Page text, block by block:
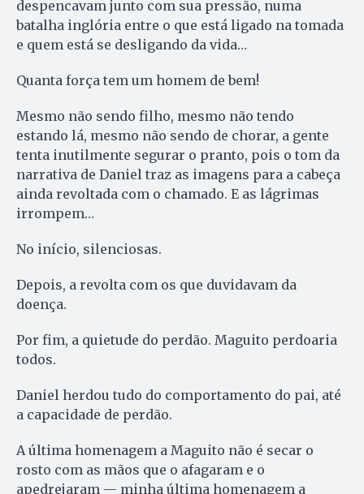
despencavam junto com sua pressão, numa
batalha inglória entre o que está ligado na tomada
e quem está se desligando da vida…
Quanta força tem um homem de bem!
Mesmo não sendo filho, mesmo não tendo
estando lá, mesmo não sendo de chorar, a gente
tenta inutilmente segurar o pranto, pois o tom da
narrativa de Daniel traz as imagens para a cabeça
ainda revoltada com o chamado. E as lágrimas
irrompem…
No início, silenciosas.
Depois, a revolta com os que duvidavam da
doença.
Por fim, a quietude do perdão. Maguito perdoaria
todos.
Daniel herdou tudo do comportamento do pai, até
a capacidade de perdão.
A última homenagem a Maguito não é secar o
rosto com as mãos que o afagaram e o
apedrejaram — minha última homenagem a